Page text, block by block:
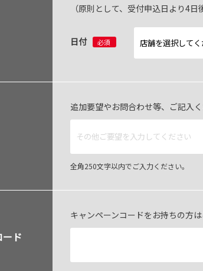
（原則として、受付申込日より4日
日付 必須
追加要望やお問合わせ等、ご記入く
全角250文字以内でご入力ください。
ード
キャンペーンコードをお持ちの方